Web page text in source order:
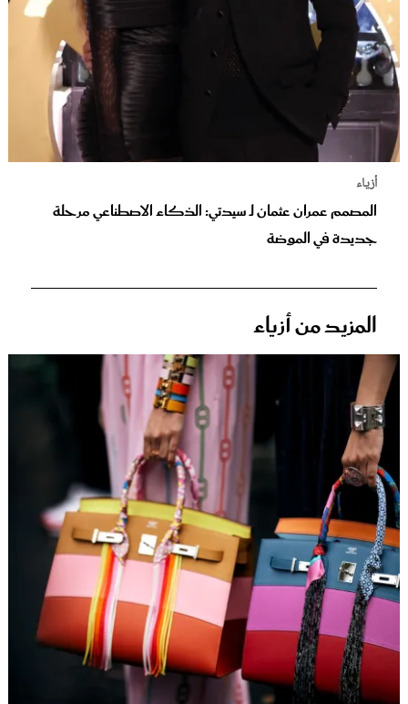
أزياء
المصمم عمران عثمان لـ سيدتي: الذكاء الاصطناعي مرحلة
جديدة في الموضة
المزيد من أزياء